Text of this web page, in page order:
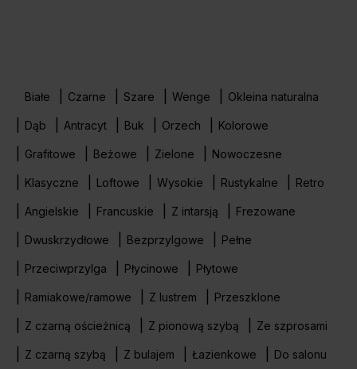
Białe Czarne Szare Wenge Okleina naturalna
Dąb Antracyt Buk Orzech Kolorowe
Grafitowe Beżowe Zielone Nowoczesne
Klasyczne Loftowe Wysokie Rustykalne Retro
Angielskie Francuskie Z intarsją Frezowane
Dwuskrzydłowe Bezprzylgowe Pełne
Przeciwprzylga Płycinowe Płytowe
Ramiakowe/ramowe Z lustrem Przeszklone
Z czarną ościeżnicą Z pionową szybą Ze szprosami
Z czarną szybą Z bulajem Łazienkowe Do salonu